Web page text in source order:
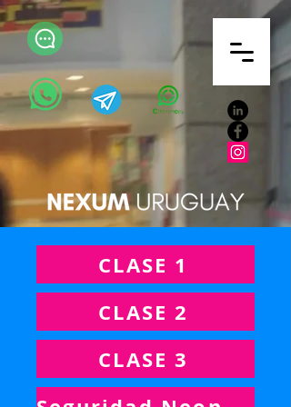
CLASE 1
CLASE 2
CLASE 3